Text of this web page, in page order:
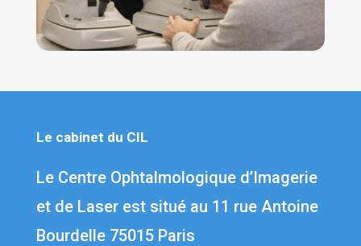
Le cabinet du CIL
Le Centre Ophtalmologique d’Imagerie
et de Laser est situé au 11 rue Antoine
Bourdelle 75015 Paris